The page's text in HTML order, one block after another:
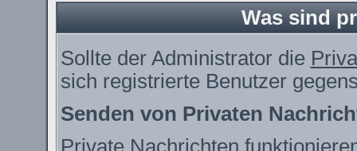
Was sind
Sollte der Administrator die
sich registrierte Benutzer
Senden von Privaten
Private Nachrichten